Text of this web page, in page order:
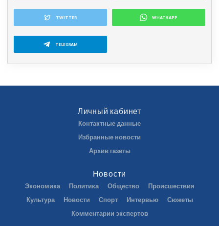
TWITTER WHATSAPP
TELEGRAM
Личный кабинет
Контактные данные
Избранные новости
Архив газеты
Новости
Экономика Политика Общество
Происшествия
Культура
Новости Спорт Интервью
Сюжеты
Комментарии экспертов